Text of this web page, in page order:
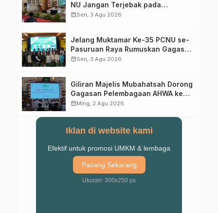
NU Jangan Terjebak pada
Perebutan Kursi Ketua Umum
calendar_monthSen, 3 Agu 2026
Jelang Muktamar Ke-35 PCNU se-
Pasuruan Raya Rumuskan Gagasan
Transformasi Gerakan NU Menuju
calendar_monthSen, 3 Agu 2026
Giliran Majelis Mubahatsah Dorong
Gagasan Pelembagaan AHWA ke
Forum Muktamar Mendatang
calendar_monthMing, 2 Agu 2026
Iklan di website kami
Efektif untuk promosi UMKM & lembaga
Pasang Sekarang
Ukuran: 300x250 px